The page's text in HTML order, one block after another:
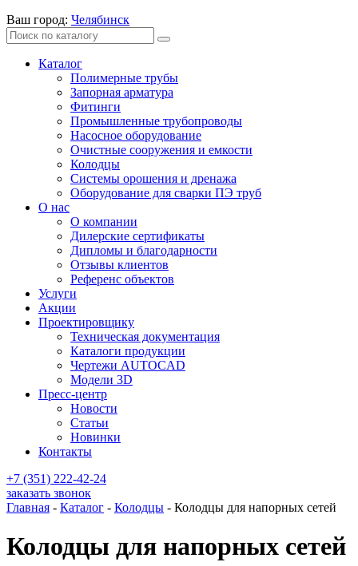
Ваш город: Челябинск
Каталог
Полимерные трубы
Запорная арматура
Фитинги
Промышленные трубопроводы
Насосное оборудование
Очистные сооружения и емкости
Колодцы
Системы орошения и дренажа
Оборудование для сварки ПЭ труб
О нас
О компании
Дилерские сертификаты
Дипломы и благодарности
Отзывы клиентов
Референс объектов
Услуги
Акции
Проектировщику
Техническая документация
Каталоги продукции
Чертежи AUTOCAD
Модели 3D
Пресс-центр
Новости
Статьи
Новинки
Контакты
+7 (351) 222-42-24
заказать звонок
Главная - Каталог - Колодцы - Колодцы для напорных сетей
Колодцы для напорных сетей